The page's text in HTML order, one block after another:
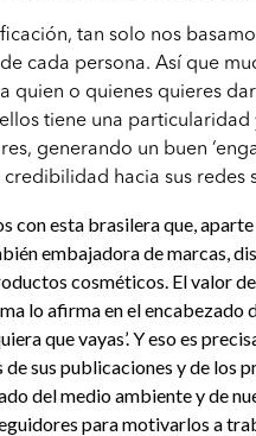
tan solo nos
cada persona. Así que
quien o quienes quieres
ellos tiene una particularidad
generando un buen
hacia sus redes
con esta brasilera que,
embajadora de marcas,
cosméticos. El valor
lo afirma en el encabezado
que vayas’. Y eso es
sus publicaciones y de los
del medio ambiente y de
para motivarlos a